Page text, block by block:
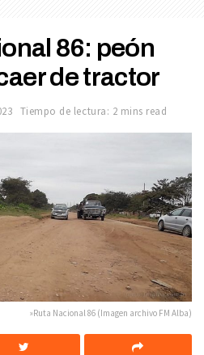
86: peón
de tractor
Tiempo de lectura: 2 mins read
»Ruta Nacional 86 (Imagen archivo FM Alba)